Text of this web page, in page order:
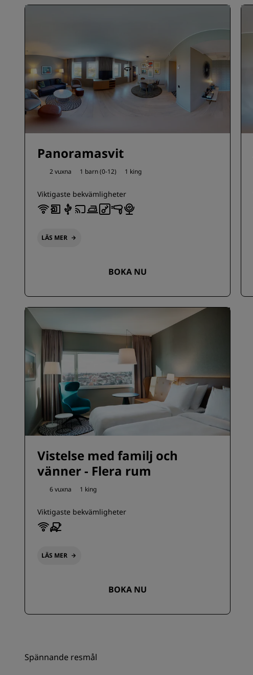
Panoramasvit
2 vuxna 1 barn (0-12) 1 king
Viktigaste bekvämligheter
LÄS MER
BOKA NU
Vistelse med familj och
vänner - Flera rum
6 vuxna 1 king
Viktigaste bekvämligheter
LÄS MER
BOKA NU
Spännande resmål